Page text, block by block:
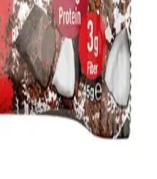
yaklaşık 1 dolarlık
tarifleri sunuluyor.
menü oluşturuluyor.
Sos Tarifleriyle
kolay hazırlanışları ve
lezzet getiriyor. Her tarif,